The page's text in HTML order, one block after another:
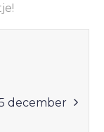
december